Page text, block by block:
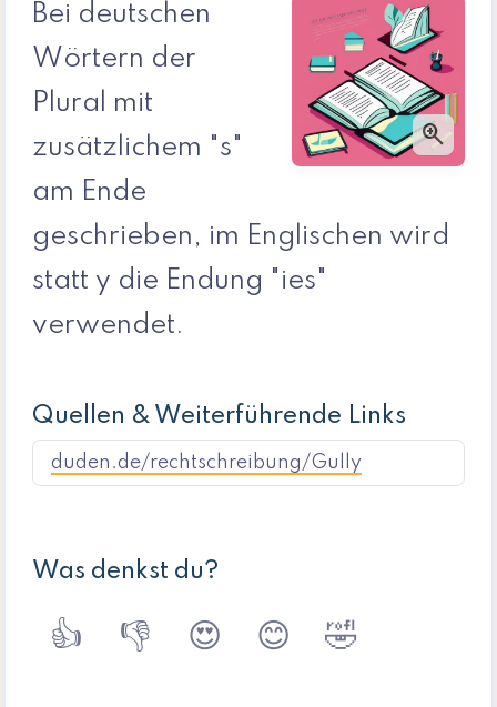
zoom_in
Bei deutschen
Wörtern der
Plural mit
zusätzlichem "s"
am Ende
geschrieben, im Englischen wird
statt y die Endung "ies"
verwendet.
Quellen & Weiterführende Links
duden.de/rechtschreibung/Gully
Was denkst du?
👍 👎 😍 😊 🤣